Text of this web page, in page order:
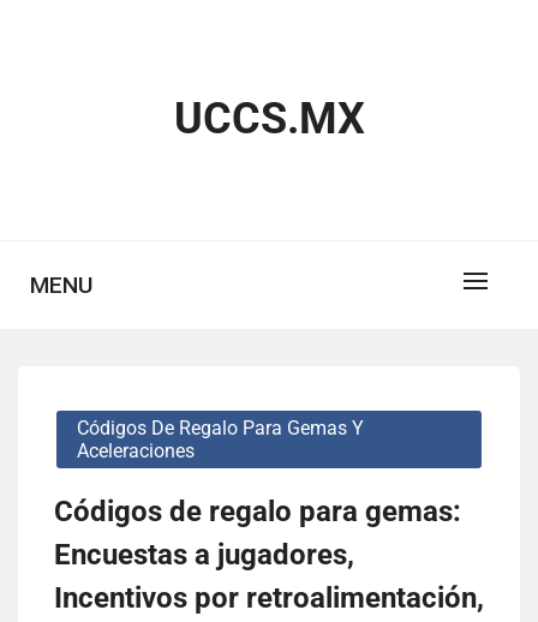
UCCS.MX
MENU
Códigos De Regalo Para Gemas Y
Aceleraciones
Códigos de regalo para gemas:
Encuestas a jugadores,
Incentivos por retroalimentación,